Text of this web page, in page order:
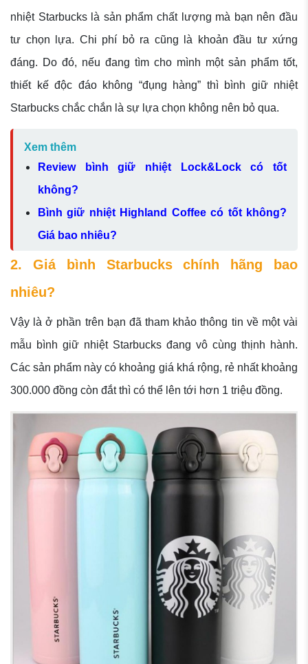
nhiệt Starbucks là sản phẩm chất lượng mà bạn nên đầu
tư chọn lựa. Chi phí bỏ ra cũng là khoản đầu tư xứng
đáng. Do đó, nếu đang tìm cho mình một sản phẩm tốt,
thiết kế độc đáo không “đụng hàng” thì bình giữ nhiệt
Starbucks chắc chắn là sự lựa chọn không nên bỏ qua.
Xem thêm
Review bình giữ nhiệt Lock&Lock có tốt
không?
Bình giữ nhiệt Highland Coffee có tốt không?
Giá bao nhiêu?
2. Giá bình Starbucks chính hãng bao
nhiêu?
Vậy là ở phần trên bạn đã tham khảo thông tin về một vài
mẫu bình giữ nhiệt Starbucks đang vô cùng thịnh hành.
Các sản phẩm này có khoảng giá khá rộng, rẻ nhất khoảng
300.000 đồng còn đắt thì có thể lên tới hơn 1 triệu đồng.